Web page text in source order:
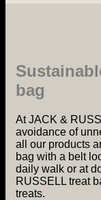
bag
At JACK &
avoidance of
all our products
bag with a belt
daily walk or at
RUSSELL treat
treats.